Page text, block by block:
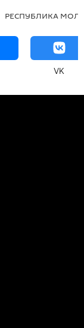
РЕСПУБЛИКА
VK